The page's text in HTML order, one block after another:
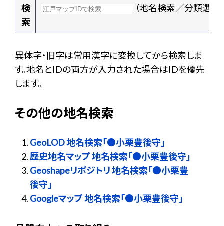
検
索
（地名検索／分類選択
異体字・旧字は常用漢字に変換してから検索しま
す。地名とIDの両方が入力された場合はIDを優先
します。
その他の地名検索
GeoLOD 地名検索「●小栗豊後守」
歴史地名マップ 地名検索「●小栗豊後守」
Geoshapeリポジトリ 地名検索「●小栗豊
後守」
Googleマップ 地名検索「●小栗豊後守」